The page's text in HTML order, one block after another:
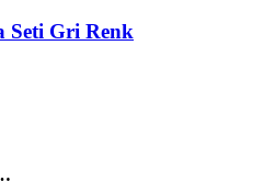
Seti Gri Renk